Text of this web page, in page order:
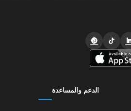
الدعم والمساعدة